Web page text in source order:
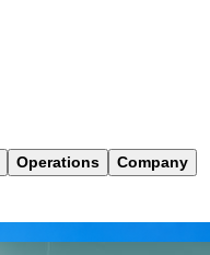
Operations Company